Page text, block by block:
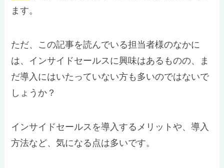
ます。
ただ、この記事を読んでいる担当者様のなかに
は、インサイドセールスに興味はあるものの、ま
だ導入にはいたっていない方も多いのではないで
しょうか？
インサイドセールスを導入するメリットや、導入
方法など、気になる点は多いです。